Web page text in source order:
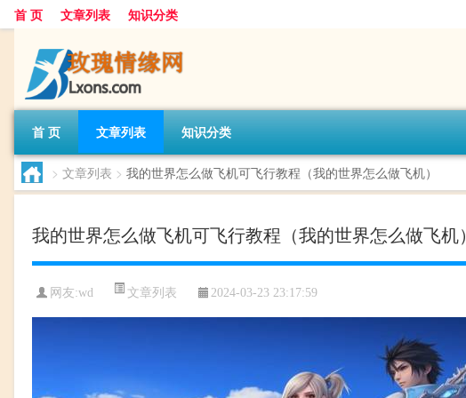
首 页 文章列表 知识分类
首 页 文章列表 知识分类
> 文章列表 > 我的世界怎么做飞机可飞行教程（我的世界怎么做飞机）
我的世界怎么做飞机可飞行教程（我的世界怎么做飞机）
网友:wd 文章列表 2024-03-23 23:17:59